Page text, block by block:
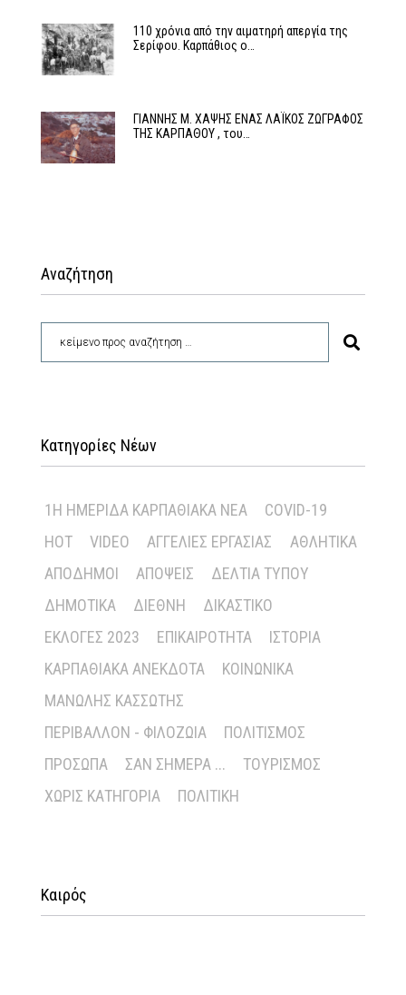
110 χρόνια από την αιματηρή απεργία της
Σερίφου. Καρπάθιος ο…
ΓΙΑΝΝΗΣ Μ. ΧΑΨΗΣ ΕΝΑΣ ΛΑΪΚΟΣ ΖΩΓΡΑΦΟΣ
ΤΗΣ ΚΑΡΠΑΘΟΥ , του…
Αναζήτηση
Κατηγορίες Νέων
1Η ΗΜΕΡΊΔΑ ΚΑΡΠΑΘΙΑΚΆ ΝΈΑ
COVID-19
HOT
VIDEO ΑΓΓΕΛΊΕΣ ΕΡΓΑΣΊΑΣ
ΑΘΛΗΤΙΚΆ
ΑΠΌΔΗΜΟΙ
ΑΠΌΨΕΙΣ
ΔΕΛΤΊΑ ΤΎΠΟΥ
ΔΗΜΟΤΙΚΆ
ΔΙΕΘΝΉ
ΔΙΚΑΣΤΙΚΌ
ΕΚΛΟΓΈΣ 2023
ΕΠΙΚΑΙΡΌΤΗΤΑ
ΙΣΤΟΡΊΑ
ΚΑΡΠΑΘΙΑΚΆ ΑΝΈΚΔΟΤΑ
ΚΟΙΝΩΝΙΚΆ
ΜΑΝΏΛΗΣ ΚΑΣΣΏΤΗΣ
ΠΕΡΙΒΆΛΛΟΝ - ΦΙΛΟΖΩΊΑ
ΠΟΛΙΤΙΣΜΌΣ
ΠΡΌΣΩΠΑ
ΣΑΝ ΣΉΜΕΡΑ ...
ΤΟΥΡΙΣΜΌΣ
ΧΩΡΊΣ ΚΑΤΗΓΟΡΊΑ
ΠΟΛΙΤΙΚΉ
Καιρός